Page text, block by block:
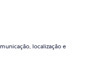
localização e